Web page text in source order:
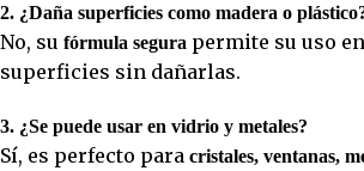
2. ¿Daña superficies como madera o
No, su fórmula segura permite su uso
superficies sin dañarlas.
3. ¿Se puede usar en vidrio y metales?
Sí, es perfecto para cristales, ventanas,